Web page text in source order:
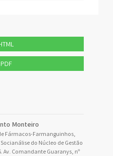
PDF
Monteiro
Fármacos-Farmanguinhos,
do Núcleo de Gestão
Av. Comandante Guaranys, nº